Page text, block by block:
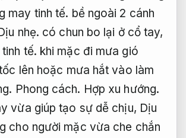
may tinh tế. bề ngoài 2 cánh
nhẹ. có chun bo lại ở cổ tay,
tế. khi mặc đi mưa gió
lên hoặc mưa hắt vào làm
Phong cách. Hợp xu hướng.
vừa giúp tạo sự dễ chịu, Dịu
cho người mặc vừa che chắn